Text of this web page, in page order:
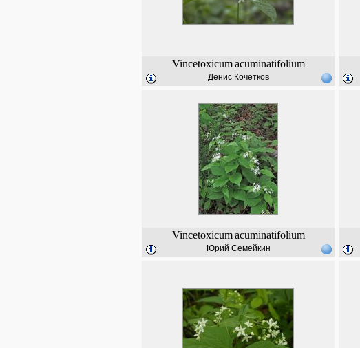
Vincetoxicum acuminatifolium
Денис Кочетков
Vincetoxicum acuminatifolium
Юрий Семейкин